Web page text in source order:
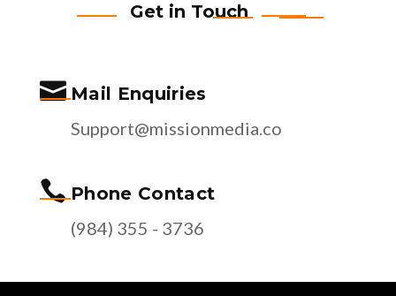
Get in Touch
 Mail Enquiries
Support@missionmedia.co
 Phone Contact
(984) 355 - 3736